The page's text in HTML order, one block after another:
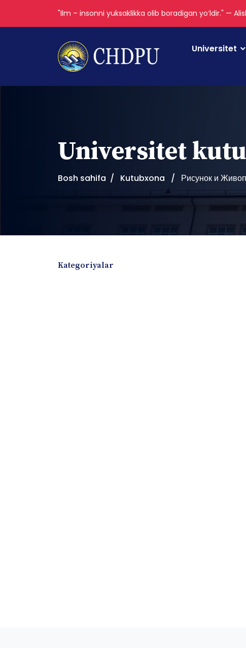
"Ilm – insonni yuksaklikka olib boradigan yoʻldir." —
Universitet
Universitet
Bosh sahifa Kutubxona Рисунок и
Kategoriyalar